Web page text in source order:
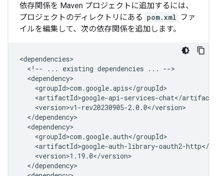
依存関係を Maven プロジェクトに追加するには、
プロジェクトのディレクトリにある pom.xml ファ
イルを編集して、次の依存関係を追加します。
<!--
... existing dependencies ...